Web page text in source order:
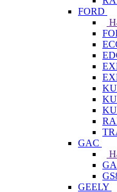
FORD
GAC
GEELY